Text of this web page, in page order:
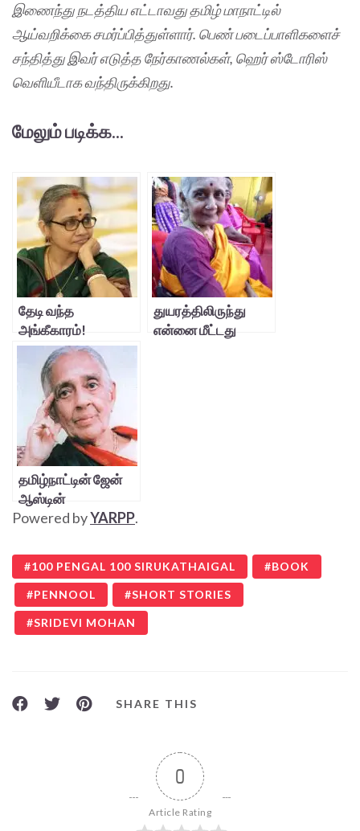
இணைந்து நடத்திய எட்டாவது தமிழ் மாநாட்டில்
ஆய்வறிக்கை சமர்ப்பித்துள்ளார். பெண் படைப்பாளிகளைச்
சந்தித்து இவர் எடுத்த நேர்காணல்கள், ஹெர் ஸ்டோரிஸ்
வெளியீடாக வந்திருக்கிறது.
மேலும் படிக்க...
தேடி வந்த
அங்கீகாரம்!
எழுத்தாளர் சீதா ரவி
துயரத்திலிருந்து
என்னை மீட்டது
தமிழ்நாட்டின் ஜேன்
ஆஸ்டின்
Powered byYARPP.
100 PENGAL 100 SIRUKATHAIGAL BOOK
PENNOOL SHORT STORIES
SRIDEVI MOHAN
SHARE THIS
0
Article Rating